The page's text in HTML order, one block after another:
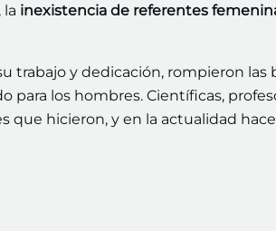
inexistencia de referentes
trabajo y dedicación, rompieron las
los hombres. Científicas,
que hicieron, y en la actualidad